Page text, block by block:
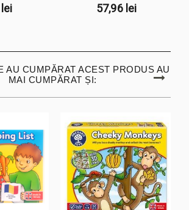
57,96 lei
AU CUMPĂRAT ACEST PRODUS AU
MAI CUMPĂRAT ȘI: